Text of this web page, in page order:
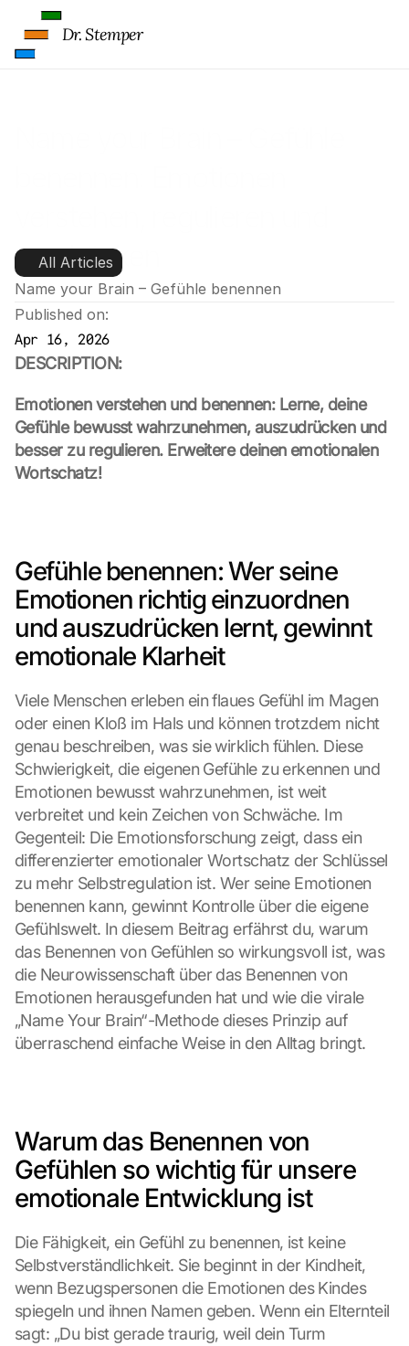
ausdrücken
All Articles
Name your Brain – Gefühle benennen
Published on:
Apr 16, 2026
DESCRIPTION:
Emotionen verstehen und benennen: Lerne, deine
Gefühle bewusst wahrzunehmen, auszudrücken und
besser zu regulieren. Erweitere deinen emotionalen
Wortschatz!
Gefühle benennen: Wer seine
Emotionen richtig einzuordnen
und auszudrücken lernt, gewinnt
emotionale Klarheit
Viele Menschen erleben ein flaues Gefühl im Magen
oder einen Kloß im Hals und können trotzdem nicht
genau beschreiben, was sie wirklich fühlen. Diese
Schwierigkeit, die eigenen Gefühle zu erkennen und
Emotionen bewusst wahrzunehmen, ist weit
verbreitet und kein Zeichen von Schwäche. Im
Gegenteil: Die Emotionsforschung zeigt, dass ein
differenzierter emotionaler Wortschatz der Schlüssel
zu mehr Selbstregulation ist. Wer seine Emotionen
benennen kann, gewinnt Kontrolle über die eigene
Gefühlswelt. In diesem Beitrag erfährst du, warum
das Benennen von Gefühlen so wirkungsvoll ist, was
die Neurowissenschaft über das Benennen von
Emotionen herausgefunden hat und wie die virale
„Name Your Brain“-Methode dieses Prinzip auf
überraschend einfache Weise in den Alltag bringt.
Warum das Benennen von
Gefühlen so wichtig für unsere
emotionale Entwicklung ist
Die Fähigkeit, ein Gefühl zu benennen, ist keine
Selbstverständlichkeit. Sie beginnt in der Kindheit,
wenn Bezugspersonen die Emotionen des Kindes
spiegeln und ihnen Namen geben. Wenn ein Elternteil
sagt: „Du bist gerade traurig, weil dein Turm
Dr. Stemper